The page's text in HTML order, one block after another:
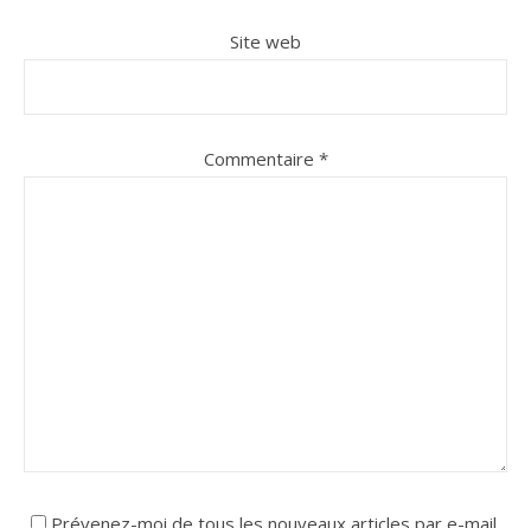
Site web
Commentaire *
Prévenez-moi de tous les nouveaux articles par e-mail.